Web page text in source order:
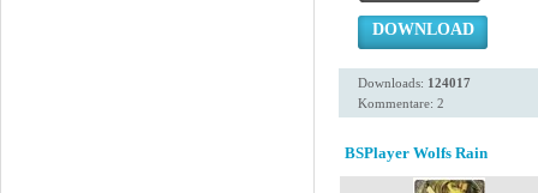
DOWNLOAD
Downloads: 124017
Kommentare: 2
BSPlayer Wolfs Rain